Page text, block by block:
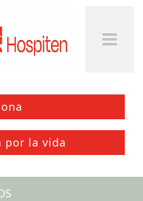
por la vida